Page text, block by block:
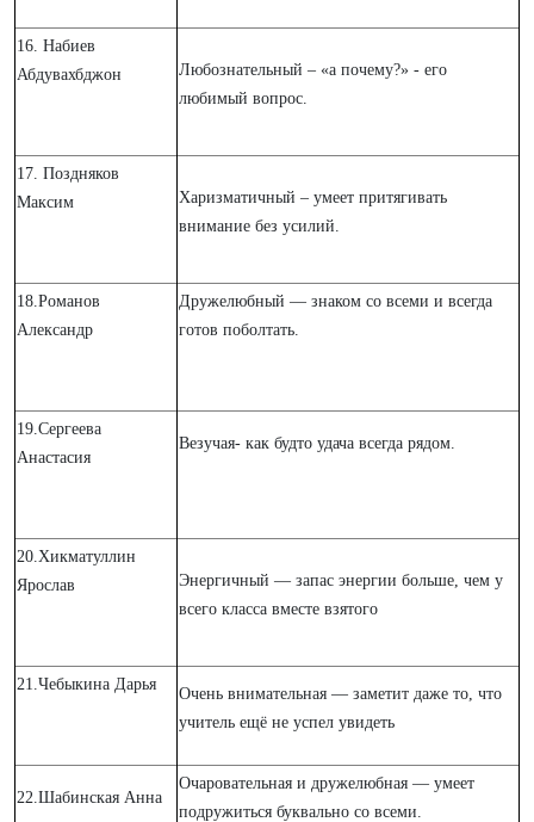
16. Набиев
Абдувахбджон
Любознательный – «а почему?» - его
любимый вопрос.
17. Поздняков
Максим
Харизматичный – умеет притягивать
внимание без усилий.
18.Романов
Александр
Дружелюбный — знаком со всеми и всегда
готов поболтать.
19.Сергеева
Анастасия
Везучая- как будто удача всегда рядом.
20.Хикматуллин
Ярослав
Энергичный — запас энергии больше, чем у
всего класса вместе взятого
21.Чебыкина Дарья
Очень внимательная — заметит даже то, что
учитель ещё не успел увидеть
22.Шабинская Анна
Очаровательная и дружелюбная — умеет
подружиться буквально со всеми.